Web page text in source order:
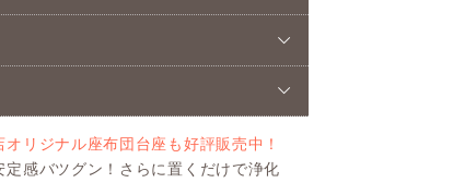
リジナル座布団台座も好評販売中！
感バツグン！さらに置くだけで浄化